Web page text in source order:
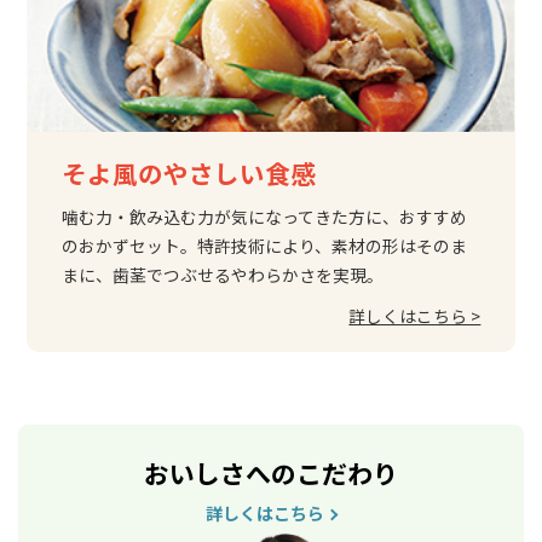
そよ風のやさしい食感
噛む力・飲み込む力が気になってきた方に、おすすめ
のおかずセット。特許技術により、素材の形はそのま
まに、歯茎でつぶせるやわらかさを実現。
詳しくはこちら >
おいしさへのこだわり
詳しくはこちら